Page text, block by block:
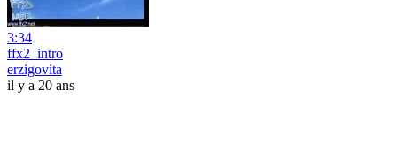
3:34
ffx2_intro
erzigovita
il y a 20 ans